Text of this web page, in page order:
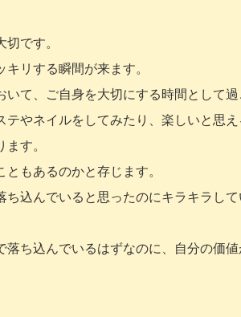
です。
リする瞬間が来ます。
て、ご自身を大切にする時間として過
やネイルをしてみたり、楽しいと思
す。
もあるのかと存じます。
ち込んでいると思ったのにキラキラし
落ち込んでいるはずなのに、自分の価